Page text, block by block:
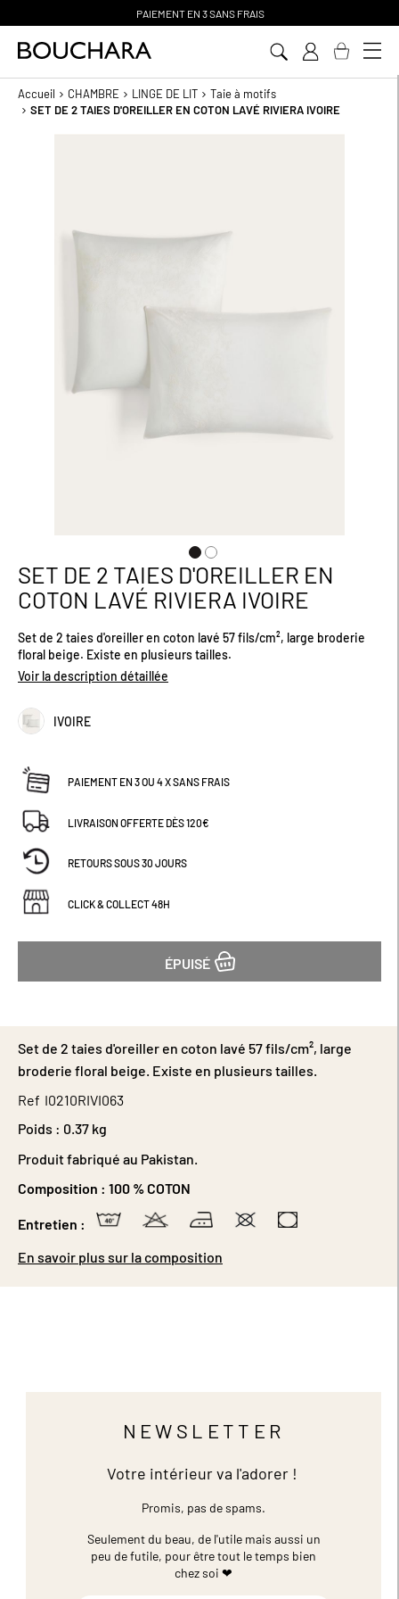
PAIEMENT EN 3 SANS FRAIS
Accueil CHAMBRE LINGE DE LIT
Taie à motifs
SET DE 2 TAIES D'OREILLER EN COTON LAVÉ RIVIERA IVOIRE
Passer
au
début
la
Galerie
d’images
SET DE 2 TAIES D'OREILLER EN
COTON LAVÉ RIVIERA IVOIRE
Set de 2 taies d'oreiller en coton lavé 57 fils/cm², large broderie
floral beige. Existe en plusieurs tailles.
Voir la description détaillée
IVOIRE
PAIEMENT EN 3 OU 4 X SANS FRAIS
LIVRAISON OFFERTE DÈS 120€
RETOURS SOUS 30 JOURS
CLICK & COLLECT 48H
ÉPUISÉ
Set de 2 taies d'oreiller en coton lavé 57 fils/cm², large
broderie floral beige. Existe en plusieurs tailles.
Ref I0210RIVI063
Poids : 0.37 kg
Produit fabriqué au Pakistan.
Composition : 100 % COTON
Entretien :
En savoir plus sur la composition
NEWSLETTER
Votre intérieur va l'adorer !
Promis, pas de spams.
Seulement du beau, de l'utile mais aussi un
peu de futile, pour être tout le temps bien
chez soi ❤